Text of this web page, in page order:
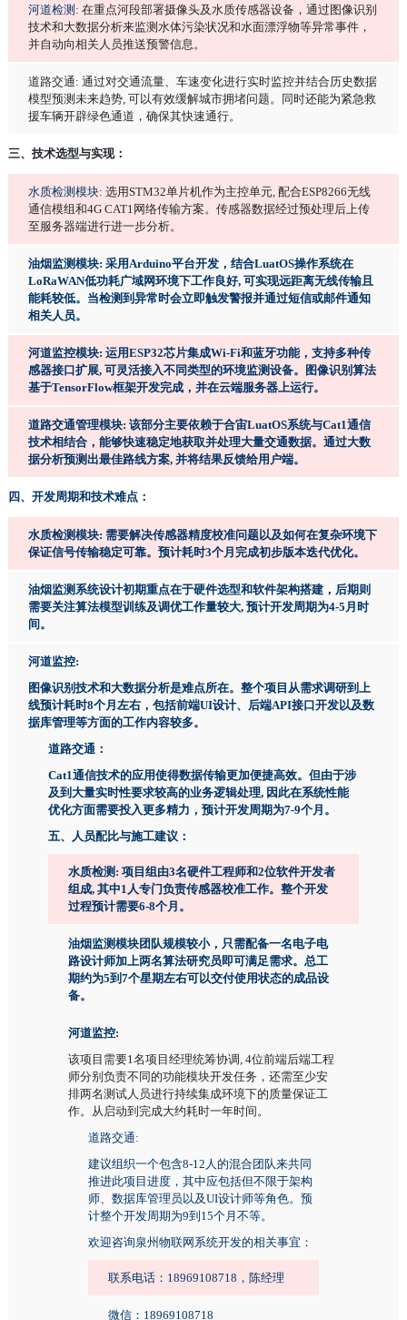
河道检测: 在重点河段部署摄像头及水质传感器设备，通过图像识别
技术和大数据分析来监测水体污染状况和水面漂浮物等异常事件，
并自动向相关人员推送预警信息。
道路交通: 通过对交通流量、车速变化进行实时监控并结合历史数据
模型预测未来趋势, 可以有效缓解城市拥堵问题。同时还能为紧急救
援车辆开辟绿色通道，确保其快速通行。
三、技术选型与实现：
水质检测模块: 选用STM32单片机作为主控单元, 配合ESP8266无线
通信模组和4G CAT1网络传输方案。传感器数据经过预处理后上传
至服务器端进行进一步分析。
油烟监测模块: 采用Arduino平台开发，结合LuatOS操作系统在
LoRaWAN低功耗广域网环境下工作良好, 可实现远距离无线传输且
能耗较低。当检测到异常时会立即触发警报并通过短信或邮件通知
相关人员。
河道监控模块: 运用ESP32芯片集成Wi-Fi和蓝牙功能，支持多种传
感器接口扩展, 可灵活接入不同类型的环境监测设备。图像识别算法
基于TensorFlow框架开发完成，并在云端服务器上运行。
道路交通管理模块: 该部分主要依赖于合宙LuatOS系统与Cat1通信
技术相结合，能够快速稳定地获取并处理大量交通数据。通过大数
据分析预测出最佳路线方案, 并将结果反馈给用户端。
四、开发周期和技术难点：
水质检测模块: 需要解决传感器精度校准问题以及如何在复杂环境下
保证信号传输稳定可靠。预计耗时3个月完成初步版本迭代优化。
油烟监测系统设计初期重点在于硬件选型和软件架构搭建，后期则
需要关注算法模型训练及调优工作量较大, 预计开发周期为4-5月时
间。
河道监控:
图像识别技术和大数据分析是难点所在。整个项目从需求调研到上
线预计耗时8个月左右，包括前端UI设计、后端API接口开发以及数
据库管理等方面的工作内容较多。
道路交通：
Cat1通信技术的应用使得数据传输更加便捷高效。但由于涉
及到大量实时性要求较高的业务逻辑处理, 因此在系统性能
优化方面需要投入更多精力，预计开发周期为7-9个月。
五、人员配比与施工建议：
水质检测: 项目组由3名硬件工程师和2位软件开发者
组成, 其中1人专门负责传感器校准工作。整个开发
过程预计需要6-8个月。
油烟监测模块团队规模较小，只需配备一名电子电
路设计师加上两名算法研究员即可满足需求。总工
期约为5到7个星期左右可以交付使用状态的成品设
备。
河道监控:
该项目需要1名项目经理统筹协调, 4位前端后端工程
师分别负责不同的功能模块开发任务，还需至少安
排两名测试人员进行持续集成环境下的质量保证工
作。从启动到完成大约耗时一年时间。
道路交通:
建议组织一个包含8-12人的混合团队来共同
推进此项目进度，其中应包括但不限于架构
师、数据库管理员以及UI设计师等角色。预
计整个开发周期为9到15个月不等。
欢迎咨询泉州物联网系统开发的相关事宜：
联系电话：18969108718，陈经理
微信：18969108718